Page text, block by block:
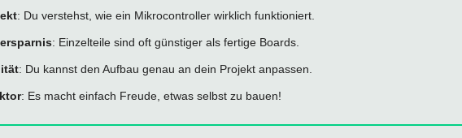
: Du verstehst, wie ein Mikrocontroller wirklich funktioniert.
: Einzelteile sind oft günstiger als fertige Boards.
: Du kannst den Aufbau genau an dein Projekt anpassen.
: Es macht einfach Freude, etwas selbst zu bauen!